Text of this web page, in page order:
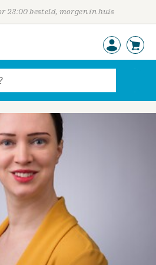
23:00 besteld, morgen in huis